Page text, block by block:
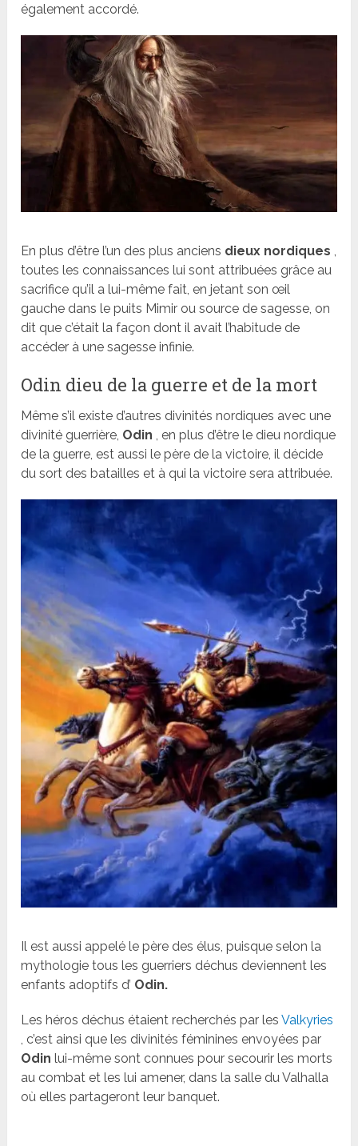
également accordé.
En plus d’être l’un des plus anciens dieux nordiques ,
toutes les connaissances lui sont attribuées grâce au
sacrifice qu’il a lui-même fait, en jetant son œil
gauche dans le puits Mimir ou source de sagesse, on
dit que c’était la façon dont il avait l’habitude de
accéder à une sagesse infinie.
Odin dieu de la guerre et de la mort
Même s’il existe d’autres divinités nordiques avec une
divinité guerrière, Odin , en plus d’être le dieu nordique
de la guerre, est aussi le père de la victoire, il décide
du sort des batailles et à qui la victoire sera attribuée.
Il est aussi appelé le père des élus, puisque selon la
mythologie tous les guerriers déchus deviennent les
enfants adoptifs d’ Odin.
Les héros déchus étaient recherchés par lesValkyries
, c’est ainsi que les divinités féminines envoyées par
Odin lui-même sont connues pour secourir les morts
au combat et les lui amener, dans la salle du Valhalla
où elles partageront leur banquet.